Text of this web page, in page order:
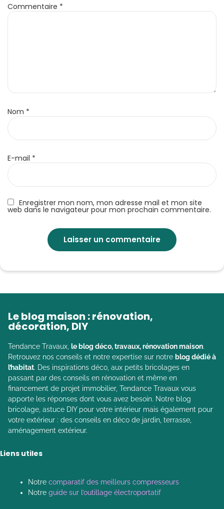
Enregistrer mon nom, mon adresse mail et mon site
web dans le navigateur pour mon prochain commentaire.
Commentaire *
Nom *
E-mail *
Le blog maison : rénovation,
décoration, DIY
Tendance Travaux, le blog déco, travaux, rénovation maison.
Retrouvez nos conseils et notre expertise sur notre blog dédié à
l’habitat. Des inspirations déco, aux petits bricolages en
passant par des conseils en rénovation et même en
financement de projet immobilier, Tendance Travaux vous
apporte les réponses dont vous avez besoin. Notre blog
bricolage, astuce DIY pour votre intérieur mais également pour
votre extérieur : des conseils en déco de jardin, terrasse,
aménagement extérieur.
Liens utiles
Notre comparatif des meilleurs compresseurs
Notre guide sur l’outillage électroportatif